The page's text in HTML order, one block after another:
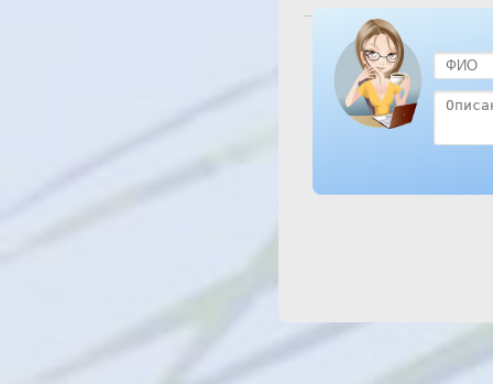
Посмотреть отель Le